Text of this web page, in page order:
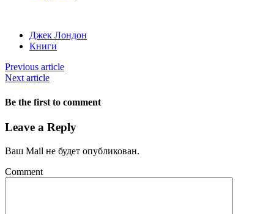
Джек Лондон
Книги
Previous article
Next article
Be the first to comment
Leave a Reply
Ваш Mail не будет опубликован.
Comment